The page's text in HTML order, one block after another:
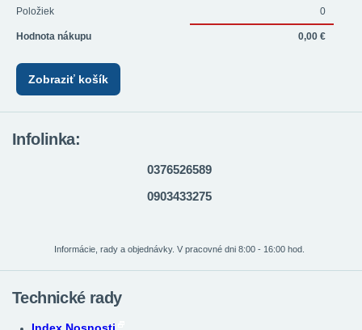
Položiek 0
Hodnota nákupu 0,00 €
Zobraziť košík
Infolinka:
0376526589
0903433275
Informácie, rady a objednávky. V pracovné dni 8:00 - 16:00 hod.
Technické rady